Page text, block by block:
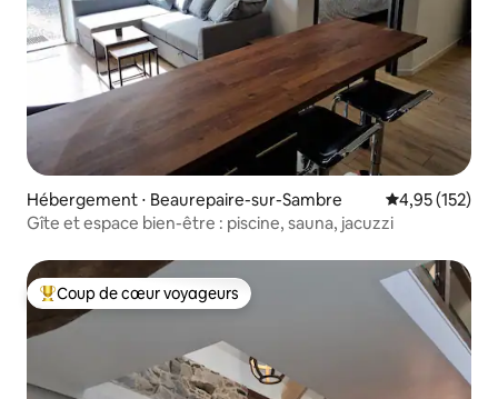
Hébergement ⋅ Beaurepaire-sur-Sambre Évaluation
4,95 (152)
Gîte et espace bien-être : piscine, sauna, jacuzzi
Coups de cœur voyageurs les plus appréciés
Coup de cœur voyageurs